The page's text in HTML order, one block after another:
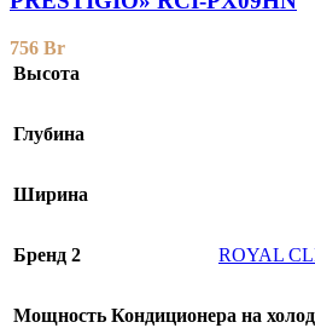
756 Br
Высота
Глубина
Ширина
Бренд 2 ROYAL
Мощность Кондиционера на холод